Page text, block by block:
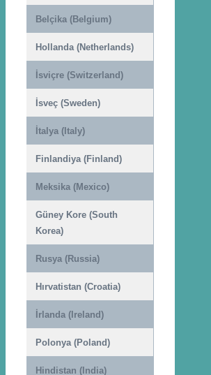
Belçika (Belgium)
Hollanda (Netherlands)
İsviçre (Switzerland)
İsveç (Sweden)
İtalya (Italy)
Finlandiya (Finland)
Meksika (Mexico)
Güney Kore (South
Korea)
Rusya (Russia)
Hırvatistan (Croatia)
İrlanda (Ireland)
Polonya (Poland)
Hindistan (India)